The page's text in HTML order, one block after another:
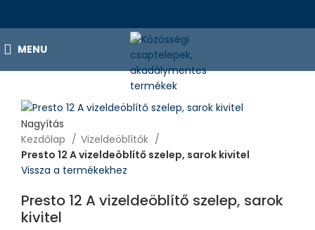
MENU
Nagyítás
Kezdőlap
Vizeldeöblítők
Presto 12 A vizeldeöblítő szelep, sarok kivitel
Vissza a termékekhez
Presto 12 A vizeldeöblítő szelep, sarok
kivitel